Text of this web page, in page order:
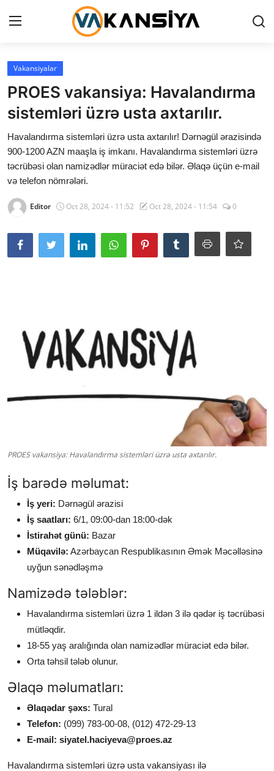
Login
Ana səhifə
Maliyyə
Əlaqə
Xəbərlər
AZ
Vakansiyalar
PROES vakansiya: Havalandırma
sistemləri üzrə usta axtarılır.
Havalandırma sistemləri üzrə usta axtarılır! Dərnəgül ərazisində
900-1200 AZN maaşla iş imkanı. Havalandırma sistemləri üzrə
təcrübəsi olan namizədlər müraciət edə bilər. Əlaqə üçün e-mail
və telefon nömrələri.
Editor Oct 28, 2024 - 11:52 Oct 28, 2024 - 11:54 0
PROES vakansiya: Havalandırma sistemləri üzrə usta axtarılır.
İş barədə məlumat:
İş yeri: Dərnəgül ərazisi
İş saatları: 6/1, 09:00-dan 18:00-dək
İstirahət günü: Bazar
Müqavilə: Azərbaycan Respublikasının Əmək Məcəlləsinə
uyğun sənədləşmə
Namizədə tələblər:
Havalandırma sistemləri üzrə 1 ildən 3 ilə qədər iş təcrübəsi
mütləqdir.
18-55 yaş aralığında olan namizədlər müraciət edə bilər.
Orta təhsil tələb olunur.
Əlaqə məlumatları:
Əlaqədar şəxs: Tural
Telefon: (099) 783-00-08, (012) 472-29-13
E-mail: siyatel.haciyeva@proes.az
Havalandırma sistemləri üzrə usta vakansiyası ilə